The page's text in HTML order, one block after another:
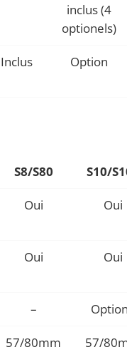
inclus (4
optionels)
Inclus Option
S8/S80 S10/
Oui Oui
Oui Oui
–
57/80mm 57/